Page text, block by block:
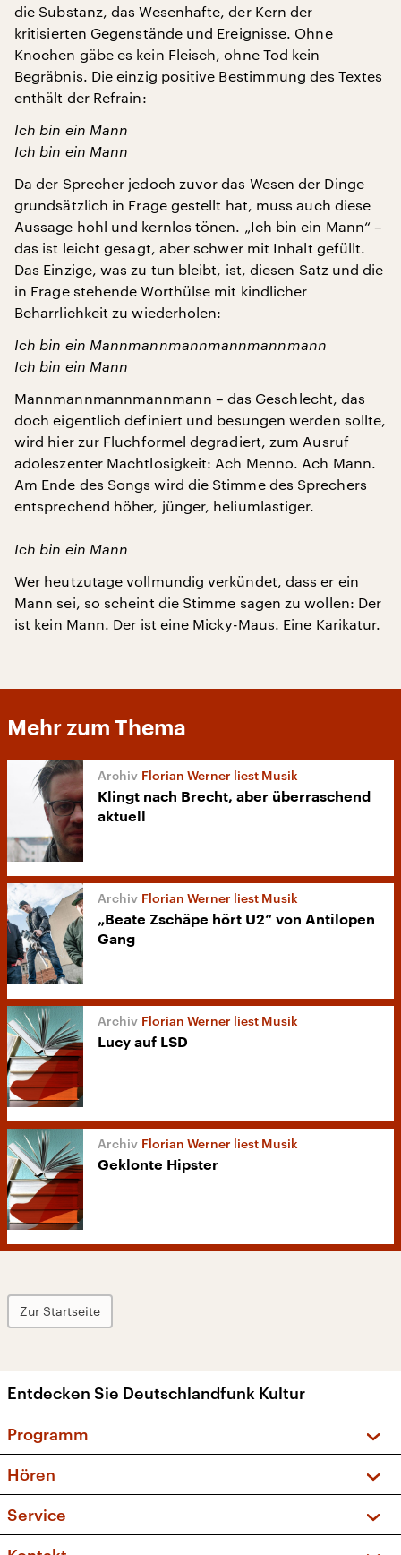
die Substanz, das Wesenhafte, der Kern der
kritisierten Gegenstände und Ereignisse. Ohne
Knochen gäbe es kein Fleisch, ohne Tod kein
Begräbnis. Die einzig positive Bestimmung des Textes
enthält der Refrain:
Ich bin ein Mann
Ich bin ein Mann
Da der Sprecher jedoch zuvor das Wesen der Dinge
grundsätzlich in Frage gestellt hat, muss auch diese
Aussage hohl und kernlos tönen. „Ich bin ein Mann“ –
das ist leicht gesagt, aber schwer mit Inhalt gefüllt.
Das Einzige, was zu tun bleibt, ist, diesen Satz und die
in Frage stehende Worthülse mit kindlicher
Beharrlichkeit zu wiederholen:
Ich bin ein Mannmannmannmannmannmann
Ich bin ein Mann
Mannmannmannmannmann – das Geschlecht, das
doch eigentlich definiert und besungen werden sollte,
wird hier zur Fluchformel degradiert, zum Ausruf
adoleszenter Machtlosigkeit: Ach Menno. Ach Mann.
Am Ende des Songs wird die Stimme des Sprechers
entsprechend höher, jünger, heliumlastiger.
Ich bin ein Mann
Wer heutzutage vollmundig verkündet, dass er ein
Mann sei, so scheint die Stimme sagen zu wollen: Der
ist kein Mann. Der ist eine Micky-Maus. Eine Karikatur.
Mehr zum Thema
Florian Werner liest Musik
Klingt nach Brecht, aber überraschend
aktuell
Florian Werner liest Musik
„Beate Zschäpe hört U2“ von Antilopen
Gang
Florian Werner liest Musik
Lucy auf LSD
Florian Werner liest Musik
Geklonte Hipster
Zur Startseite
Entdecken Sie Deutschlandfunk Kultur
Programm
Sendungen und Podcasts
Musikliste
Hören
Frequenzen (UKW + DAB+)
Service
FAQ